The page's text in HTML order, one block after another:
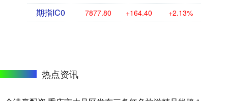
期指IC0 7877.80 +164.40 +2.13%
热点资讯